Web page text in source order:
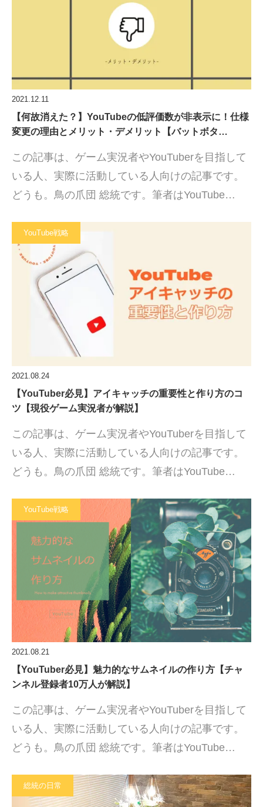
2021.12.11
【何故消えた？】YouTubeの低評価数が非表示に！仕様
変更の理由とメリット・デメリット【バットボタ…
この記事は、ゲーム実況者やYouTuberを目指して
いる人、実際に活動している人向けの記事です。
どうも。鳥の爪団 総統です。筆者はYouTube…
YouTube戦略
2021.08.24
【YouTuber必見】アイキャッチの重要性と作り方のコ
ツ【現役ゲーム実況者が解説】
この記事は、ゲーム実況者やYouTuberを目指して
いる人、実際に活動している人向けの記事です。
どうも。鳥の爪団 総統です。筆者はYouTube…
YouTube戦略
2021.08.21
【YouTuber必見】魅力的なサムネイルの作り方【チャ
ンネル登録者10万人が解説】
この記事は、ゲーム実況者やYouTuberを目指して
いる人、実際に活動している人向けの記事です。
どうも。鳥の爪団 総統です。筆者はYouTube…
総統の日常